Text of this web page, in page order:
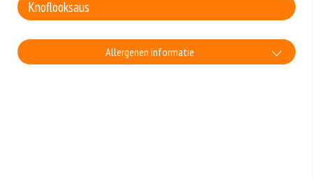
Allergenen informatie